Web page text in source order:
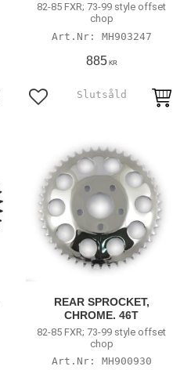
82-85 FXR; 73-99 style offset
chop
MH903247
885KR
Lägg till i favoriter
REAR SPROCKET,
CHROME. 46T
82-85 FXR; 73-99 style offset
chop
MH900930